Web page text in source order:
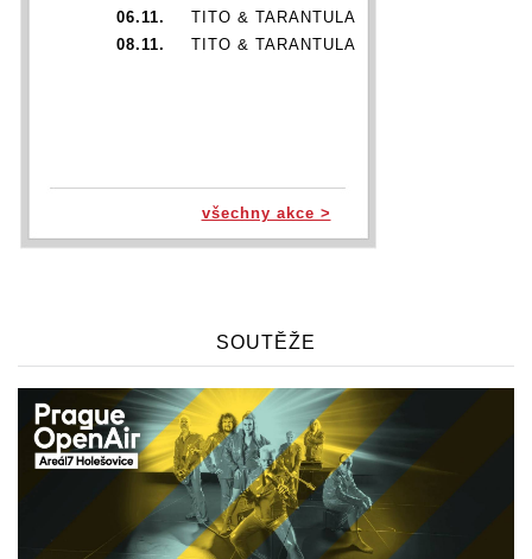
06.11.
TITO & TARANTULA
08.11.
TITO & TARANTULA
všechny akce >
SOUTĚŽE